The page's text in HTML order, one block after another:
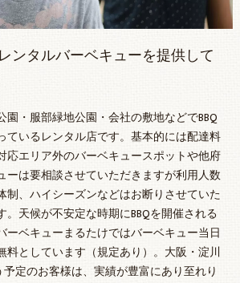
ンタルバーベキューを提供して
園・服部緑地公園・会社の敷地などでBBQ
ているレンタル店です。基本的には配達料
応エリア外のバーベキュースポットや他府
ーは要相談させていただきますが利用人数
制、ハイシーズンなどはお断りさせていた
。天候が不安定な時期にBBQを開催される
ーベキューまるたけではバーベキュー当日
料としています（規定あり）。大阪・淀川
予定のお客様は、実績が豊富にあり至れり